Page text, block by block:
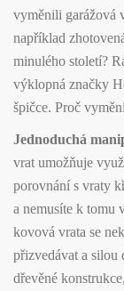
vyměnili garážová
například
minulého století?
výklopná značky
špičce. Proč
Jednoduchá
vrat umožňuje
porovnání s vraty
a nemusíte k tomu
kovová vrata se
přizvedávat a
dřevěné